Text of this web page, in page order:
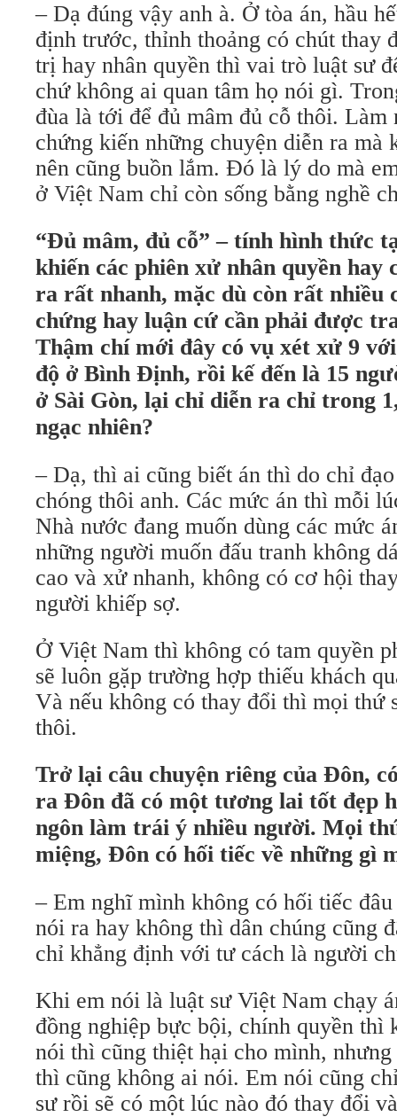
– Dạ đúng vậy anh à. Ở tòa án, hầu
định trước, thỉnh thoảng có chút thay
trị hay nhân quyền thì vai trò luật sư
chứ không ai quan tâm họ nói gì.
đùa là tới để đủ mâm đủ cỗ thôi. Làm
chứng kiến những chuyện diễn ra mà
nên cũng buồn lắm. Đó là lý do mà
ở Việt Nam chỉ còn sống bằng nghề
“Đủ mâm, đủ cỗ” – tính hình thức
khiến các phiên xử nhân quyền
ra rất nhanh, mặc dù còn rất nhiều
chứng hay luận cứ cần phải được
Thậm chí mới đây có vụ xét xử 9
độ ở Bình Định, rồi kế đến là 15
ở Sài Gòn, lại chỉ diễn ra chỉ trong
ngạc nhiên?
– Dạ, thì ai cũng biết án thì do chỉ
chóng thôi anh. Các mức án thì mỗi
Nhà nước đang muốn dùng các mức
những người muốn đấu tranh không
cao và xử nhanh, không có cơ hội
người khiếp sợ.
Ở Việt Nam thì không có tam quyền
sẽ luôn gặp trường hợp thiếu khách
Và nếu không có thay đổi thì mọi thứ
thôi.
Trở lại câu chuyện riêng của Đôn,
ra Đôn đã có một tương lai tốt đẹp
ngôn làm trái ý nhiều người. Mọi
miệng, Đôn có hối tiếc về những gì
– Em nghĩ mình không có hối tiếc
nói ra hay không thì dân chúng cũng
chỉ khẳng định với tư cách là người
Khi em nói là luật sư Việt Nam chạy
đồng nghiệp bực bội, chính quyền thì
nói thì cũng thiệt hại cho mình,
thì cũng không ai nói. Em nói cũng
sư rồi sẽ có một lúc nào đó thay đổi